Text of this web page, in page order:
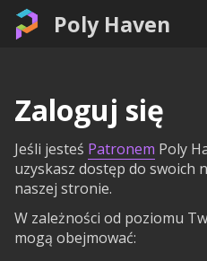
Poly Haven
Zaloguj się
Jeśli jesteś Patronem Poly
uzyskasz dostęp do swoich
naszej stronie.
W zależności od poziomu
mogą obejmować: